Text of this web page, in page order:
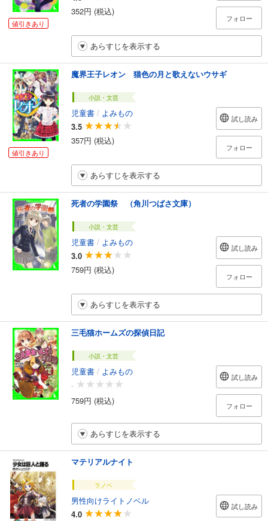
値引きあり
352円 (税込)
フォロー
あらすじを表示する
値引きあり
魔界王子レオン 猫色の月と歌えないウサギ
小説・文芸
児童書 / よみもの
3.5
357円 (税込)
試し読み
フォロー
あらすじを表示する
死者の学園祭 （角川つばさ文庫）
小説・文芸
児童書 / よみもの
3.0
759円 (税込)
試し読み
フォロー
あらすじを表示する
三毛猫ホームズの探偵日記
小説・文芸
児童書 / よみもの
-
759円 (税込)
試し読み
フォロー
あらすじを表示する
マテリアルナイト
ラノベ
男性向けライトノベル
4.0
試し読み